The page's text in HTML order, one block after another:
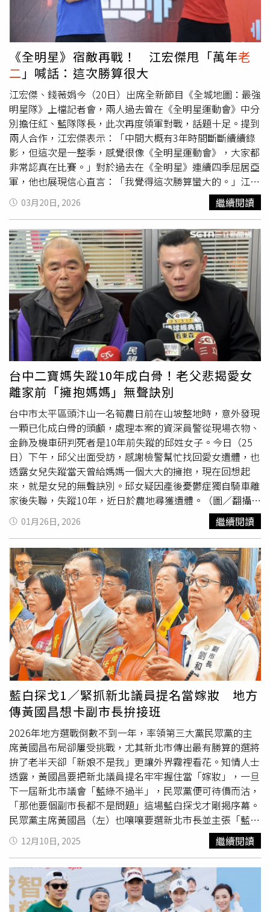
臉書）江宏傑近期開始再度和老搭檔錢薇娟，兩人一起主持
全新運動競技節目《全城地圖：最強明星隊》。對於自己過
去在《全明星運動會》連續四季屈居亞軍，重回紅隊隊長職
務的江宏傑也在新節目開播前放話說：「我覺得這次勝算蠻
大的。」極力想甩掉「萬年 老二 」稱號。不過新一集戰況揭
曉，為藍隊2：紅隊1，且累積獎盃數來到7：5，錢薇娟帶
領的藍隊又再次拉開比數。此外，前妻福原愛日前宣布與橫
濱男再婚，且懷孕，被問此事的江宏傑也坦言，他事前知
情，「我是祝福她的」。擔任紅隊隊長，江宏傑（右）再度
對上藍隊錢薇娟，他表示自己極力想甩掉「萬年老二」稱
號。（圖／侯世駿攝）
《全明星》宿敵再戰！ 江宏傑甩「萬年老
二 」喊話：這次勝算很大
江宏傑、錢薇娟今（20日）出席全新節目《全城地圖：最強
明星隊》上檔記者會，兩人過去曾在《全明星運動會》中分
別擔任紅、藍隊隊長，此次再度領軍對戰，話題十足。提到
兩人合作，江宏傑表示：「中間大概有3年時間斷斷續續錄
影，但這次是一整季，感覺很像《全明星運動會》，大家都
非常認真在比賽。」對於過去在《全明星》連續四季屈居亞
軍，他也展現信心直言：「我覺得這次勝算蠻大的。」江宏
傑、錢薇娟過去曾在《全明星運動會》中分別擔任紅、藍隊
隊長。（圖／侯世駿攝）對於再度接下節目主持，錢薇娟則
笑說：「我也是被騙很多年，上了賊船就要全力以赴。」不
過她也指出，新節目賽制不同，而且參賽者年齡層跨度大，
從20多歲到資深藝人都有，「不會覺得年輕就特別厲害」，
讓比賽更具變數談到賽制差異，錢薇娟分析，本次節目幾乎
沒有球類運動，偏向力量型項目，「技巧性比較少，對我來
說沒有那麼吃香」」加上隊員人數減少、選秀更關鍵，也讓
勝負更難預測。她更坦言：「這裡技巧少，力量型比較多，
我沒有那麼吃香，這次很有壓力，我這隊有兩個女生，可能
比較吃虧一點。」。」對於江宏傑的表現，錢薇娟也給予高
度評價：「人生總會有一些歷練，他真的成長進步很多，現
在還能帶隊，成熟不少。」同時她也笑虧對方太拚，「沒有
人想一直當亞軍，他看到隊員不行就會自己跳下去，我看了
頭很痛」。另外，被問到曾在《全明星運動會》擔任三季紅
隊經理的粿粿近況，江宏傑則低調回應，認為應讓當事人好
好沈澱，「我覺得就是不管怎樣，讓當事人沈澱，過多打擾
不太好」，並透露雙方目前沒有聯絡，連過年期間也未互傳
訊息。
03月20日, 2026 繼續閱讀
台中二寶媽失蹤10年成白骨！老父悲揭愛女
離家前「擁抱媽媽」無聲訣別
台中市太平區頭汴山一名筍農日前在山坡整地時，意外發現
一顆已化成白骨的頭顱，處理本案的資深員警從現場衣物、
金飾及機車研判死者是10年前失蹤的邱姓女子。今日（25
日）下午，邱父出面受訪，感謝檢警幫忙找回愛女遺體，也
透露女兒失蹤當天曾給媽媽一個大大的擁抱，現在回想起
來，就是女兒的無聲訣別。邱女疑因產後憂鬱症獨自騎車離
家後失聯，失蹤10年，近日於農地尋獲遺體。（圖／翻攝畫
面）警方表示，這個月21日下午4時許，一名邱姓筍農在太
平區山田路附近的農地整地時，發現一顆人頭顱骨，嚇得立
刻報警。員警及鑑識人員到場調查，在附近發現部分人體遺
骸及一件已風化的外套等跡證。案件調查期間，一名資深的
張姓員警突然想起，10年前曾發生一起離奇失蹤案，一名患
有產後憂鬱症的二寶媽邱女，在清晨獨自騎車進入頭汴坑山
區後失聯，至今下落不明。由於警方在附近山壁發現邱女的
衣物、金飾及機車，研判死者就是邱女。邱女疑因產後憂鬱
症獨自騎車離家後失聯，失蹤10年，近日於農地尋獲遺體。
（圖／翻攝畫面）25日下午，邱父在議員江和樹陪同下受
訪，表示女兒之前都會到夜市幫忙生意，但生了第二胎後，
罹患產後憂鬱症，事發時，老二都還沒滿月。且女兒失蹤當
天，曾在出門前給了媽媽一個大大的擁抱，當時媽媽還覺得
奇怪，現在想來，可能是女兒的無聲訣別。邱父表示，這10
年來，一家人到處求神問卜，希望能找回女兒，卻遲遲等不
到好消息，後來放棄希望，已向法院申請死亡宣告，一直到
現在，他們都還不敢告訴2個孫子實情。邱父感謝檢警幫忙
找回愛女遺體，沒有讓女兒成為孤魂野鬼，但因DNA比對要
等1個月才有結果，最快也要過年後才能確定，一家人也期
盼檢警能盡快確認身分，才能幫女兒辦後事，讓女兒早日入
土為安。三立新聞網提醒您：勇敢求救並非弱者，生命一定
可以找到出路。透過守門123步驟-1問2應3轉介，你我都可
以成為自殺防治守門人。※ 安心專線：1925（依舊愛我）
※ 張老師專線：1980※ 生命線專線：1995更多三立新聞網
報導． 瘀青3天無法消！竹縣私幼師「虐打2歲童1小時」園
方認了：確實不當對待． 倒個垃圾成死別！資收車「夾
殺」78歲婦全身傷 死因出爐． 妹子分手借宿！閨密色阿
公趁昏睡「塞硬物」她崩潰喊不要：你這樣我會怕
01月26日, 2026 繼續閱讀
藍白探戈1／緊抓新北議員提名當嫁妝 地方
傳黃國昌想卡副市長拚接班
2026年地方選戰倒數不到一年，率領第三大黨民眾黨的主
席黃國昌布局卻屢受挑戰，尤其新北市傳出最有勝算的選將
拚了老半天卻「新娘不是我」更讓外界霧裡看花。知情人士
透露，黃國昌要把新北議員提名牢牢握住當「嫁妝」，一旦
下一屆新北市議會「藍綠不過半」，民眾黨便可待價而沽，
「那他要個副市長都不是問題」這場藍白探戈才剛揭序幕。
民眾黨主席黃國昌（左）也嚷嚷要選新北市長並主張「藍白
合」，地方吐槽這恐怕是意在新北市長侯友宜2026年交棒
後成立的新市府，想蹭個副市長位置。（圖／黃耀徵攝）新
北地方人士傳言，黃國昌近期力推民眾黨「四大金釵」強勢
問鼎新北4大選區，甚至忽視了像蘆洲耕耘許久、2026年當
選機率不低的前發言人李有宜，除了黃國昌愛搞個人小圈圈
的「老毛病」又犯了外，更重要的心機還在後頭。原來針對
12月10日, 2025 繼續閱讀